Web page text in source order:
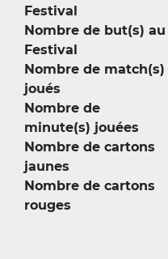
Festival
Nombre de but(s) au
Festival
Nombre de match(s)
joués
Nombre de
minute(s) jouées
Nombre de cartons
jaunes
Nombre de cartons
rouges